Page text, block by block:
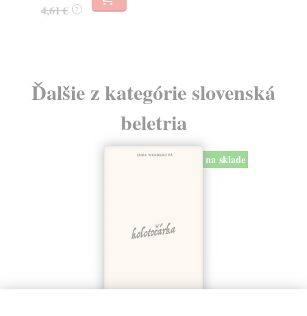
4,61 € ?
Ďalšie z kategórie slovenská
beletria
na sklade